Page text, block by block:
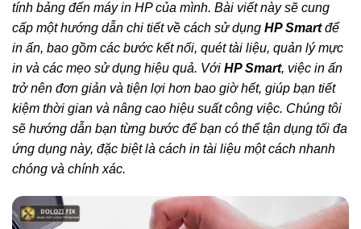
tính bảng đến máy in HP của mình. Bài viết này sẽ cung
cấp một hướng dẫn chi tiết về cách sử dụng HP Smartđể
in ấn, bao gồm các bước kết nối, quét tài liệu, quản lý mực
in và các mẹo sử dụng hiệu quả. Với HP Smart, việc in ấn
trở nên đơn giản và tiện lợi hơn bao giờ hết, giúp bạn tiết
kiệm thời gian và nâng cao hiệu suất công việc. Chúng tôi
sẽ hướng dẫn bạn từng bước để bạn có thể tận dụng tối đa
ứng dụng này, đặc biệt là cách in tài liệu một cách nhanh
chóng và chính xác.